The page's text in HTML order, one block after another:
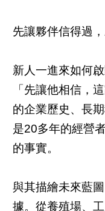
先讓夥伴信得過
新人一進來如何
「先讓他相信，
的企業歷史、長
是20多年的經營
的事實。
與其描繪未來藍
據。從養殖場、